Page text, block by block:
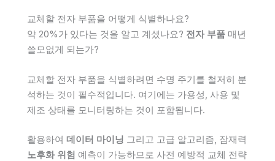
교체할 전자 부품을 어떻게 식별하나요?
약 20%가 있다는 것을 알고 계셨나요? 전자 부품 매년
쓸모없게 되는가?
교체할 전자 부품을 식별하려면 수명 주기를 철저히 분
석하는 것이 필수적입니다. 여기에는 가용성, 사용 및
제조 상태를 모니터링하는 것이 포함됩니다.
활용하여 데이터 마이닝 그리고 고급 알고리즘, 잠재력
노후화 위험 예측이 가능하므로 사전 예방적 교체 전략